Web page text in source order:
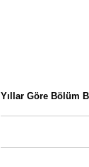
Yıllar Göre Bölüm